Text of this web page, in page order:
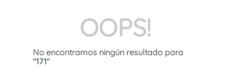
OOPS!
No encontramos ningún resultado para
"171"